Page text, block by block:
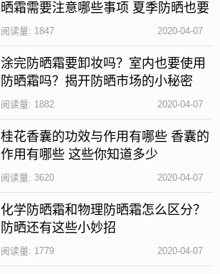
晒霜需要注意哪些事项 夏季防晒也要
重视起来
2020-04-07
阅读量: 1847
涂完防晒霜要卸妆吗？室内也要使用
防晒霜吗？揭开防晒市场的小秘密
2020-04-07
阅读量: 1882
桂花香囊的功效与作用有哪些 香囊的
作用有哪些 这些你知道多少
2020-04-07
阅读量: 3620
化学防晒霜和物理防晒霜怎么区分？
防晒还有这些小妙招
2020-04-07
阅读量: 1779